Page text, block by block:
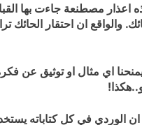
اعذار مصطنعة جاءت بها
والواقع ان احتقار الحائك
اي مثال او توثيق عن
!
الوردي في كل كتاباته